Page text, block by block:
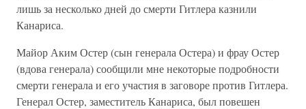
лишь за несколько дней до смерти Гитлера казнили
Канариса.
Майор Аким Остер (сын генерала Остера) и фрау Остер
(вдова генерала) сообщили мне некоторые подробности
смерти генерала и его участия в заговоре против Гитлера.
Генерал Остер, заместитель Канариса, был повешен